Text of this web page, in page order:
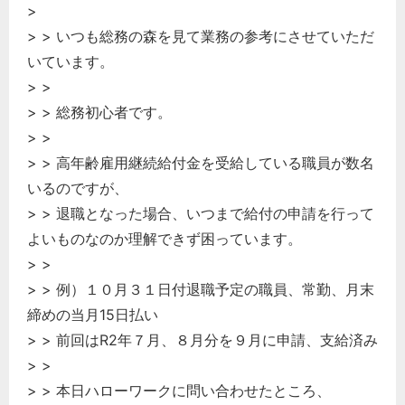
>
> > いつも総務の森を見て業務の参考にさせていただ
いています。
> >
> > 総務初心者です。
> >
> > 高年齢雇用継続給付金を受給している職員が数名
いるのですが、
> > 退職となった場合、いつまで給付の申請を行って
よいものなのか理解できず困っています。
> >
> > 例）１０月３１日付退職予定の職員、常勤、月末
締めの当月15日払い
> > 前回はR2年７月、８月分を９月に申請、支給済み
> >
> > 本日ハローワークに問い合わせたところ、